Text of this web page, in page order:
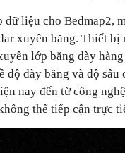
dữ liệu cho Bedmap2,
xuyên băng. Thiết bị
lớp băng dày
độ dày băng và độ
nay đến từ công
thể tiếp cận trực